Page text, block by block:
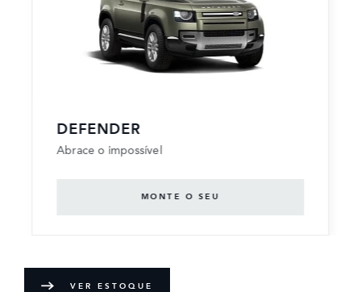
DEFENDER
Abrace o impossível
MONTE O SEU
VER ESTOQUE